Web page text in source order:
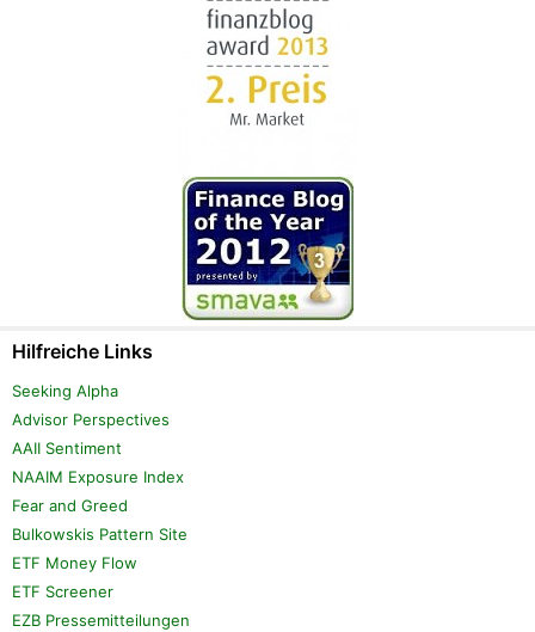
Hilfreiche Links
Seeking Alpha
Advisor Perspectives
AAII Sentiment
NAAIM Exposure Index
Fear and Greed
Bulkowskis Pattern Site
ETF Money Flow
ETF Screener
EZB Pressemitteilungen